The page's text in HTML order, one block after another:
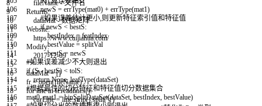
106
107
108
109
110
111
112
113
114
115
116
newS = errType(mat0) + errType(mat1)
#如果误差估计更小,则更新特征索引值和特征值
if newS < bestS:
bestIndex = featIndex
bestValue = splitVal
bestS = newS
#如果误差减少不大则退出
if (S - bestS) < tolS:
return None, leafType(dataSet)
#根据最佳的切分特征和特征值切分数据集合
mat0, mat1 = binSplitDataSet(dataSet bestIndex bestValue)
8
9
10
11
12
13
14
15
16
17
18
19
fileName - 文件名
Returns:
dataMat - 数据矩阵
Website:
https://www.cuijiahua.com/
Modify:
2017-12-09
"""
dataMat = []
fr = open(fileName)
for linein fr.readlines():
curLine = line.strip().split('\t')